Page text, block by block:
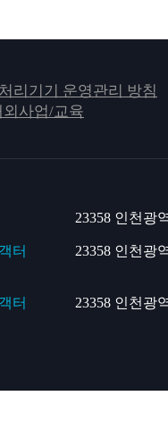
리기기 운영관리 방침
외사업/교육
23358 인천광
터
23358 인천광
터
23358 인천광